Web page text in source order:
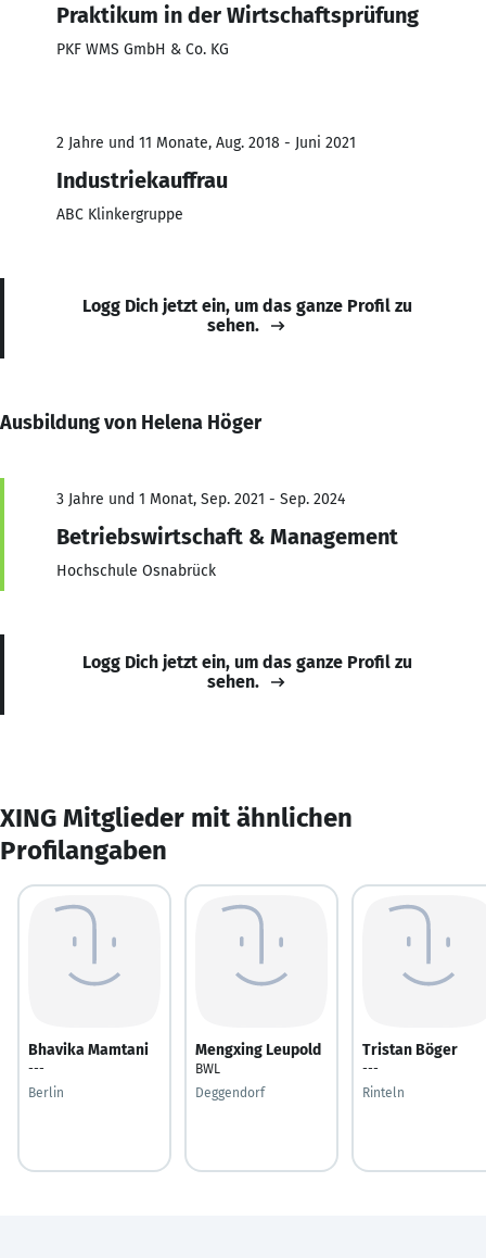
Praktikum in der Wirtschaftsprüfung
PKF WMS GmbH & Co. KG
2 Jahre und 11 Monate, Aug. 2018 - Juni 2021
Industriekauffrau
ABC Klinkergruppe
Logg Dich jetzt ein, um das ganze Profil zu
sehen.
Ausbildung von Helena Höger
3 Jahre und 1 Monat, Sep. 2021 - Sep. 2024
Betriebswirtschaft & Management
Hochschule Osnabrück
Logg Dich jetzt ein, um das ganze Profil zu
sehen.
XING Mitglieder mit ähnlichen
Profilangaben
Bhavika Mamtani
---
Berlin
Mengxing Leupold
BWL
Deggendorf
Tristan Böger
---
Rinteln